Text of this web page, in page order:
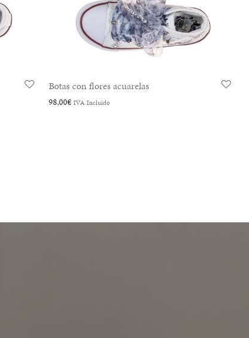
Sneaker organza con flores
108,00€ IVA Incluido